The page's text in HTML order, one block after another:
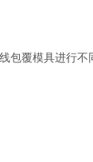
包覆模具进行不